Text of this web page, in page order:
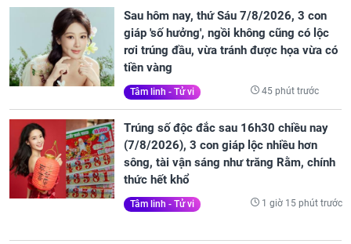
Sau hôm nay, thứ Sáu 7/8/2026, 3 con
giáp 'số hưởng', ngồi không cũng có lộc
rơi trúng đầu, vừa tránh được họa vừa có
tiền vàng
Tâm linh - Tử vi 45 phút trước
Trúng số độc đắc sau 16h30 chiều nay
(7/8/2026), 3 con giáp lộc nhiều hơn
sông, tài vận sáng như trăng Rằm, chính
thức hết khổ
Tâm linh - Tử vi 1 giờ 15 phút trước